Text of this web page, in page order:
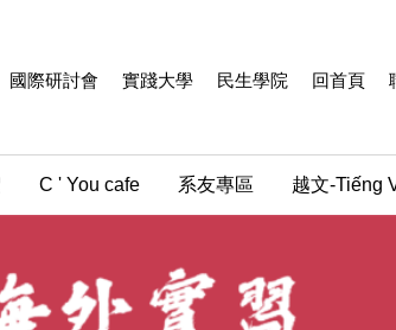
C ' You cafe 系友專區 越文-Tiếng
國際研討會 實踐大學 民生學院 回首頁